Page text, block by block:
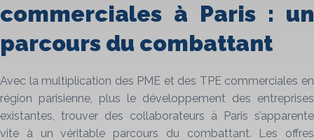
commerciales à Paris : un
parcours du combattant
Avec la multiplication des PME et des TPE commerciales en
région parisienne, plus le développement des entreprises
existantes, trouver des collaborateurs à Paris s’apparente
vite à un véritable parcours du combattant. Les offres